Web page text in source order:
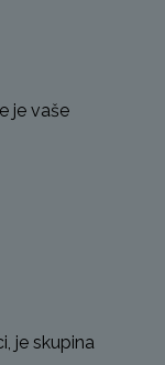
je vaše
je skupina